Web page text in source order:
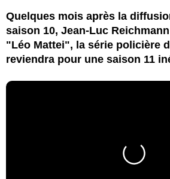
Quelques mois après la
saison 10, Jean-Luc
"Léo Mattei", la série policière
reviendra pour une saison 11